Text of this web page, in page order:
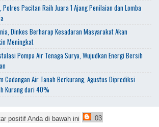
Polres Pacitan Raih Juara 1 Ajang Penilaian dan Lomba
Dinkes Berharap Kesadaran Masyarakat Akan
Meningkat
Pompa Air Tenaga Surya, Wujudkan Energi Bersih
Cadangan Air Tanah Berkurang, Agustus Diprediksi
Kurang dari 40%
positif Anda di bawah ini 03